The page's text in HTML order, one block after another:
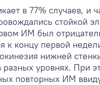
в 77% случаев, и
стойкой
ИМ был
к концу первой
нижней
уровнях. При
повторных ИМ